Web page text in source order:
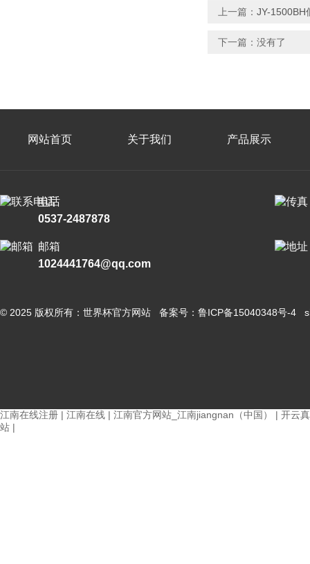
上一篇： JY-1500BH
下一篇：没有了
网站首页 关于我们 产品展示
电话
0537-2487878
邮箱
1024441764@qq.com
© 2025 版权所有：世界杯官方网站 备案号： 鲁ICP备15040348号-4
江南在线注册 | 江南在线 | 江南官方网站_江南jiangnan（中国） | 开云
站 |